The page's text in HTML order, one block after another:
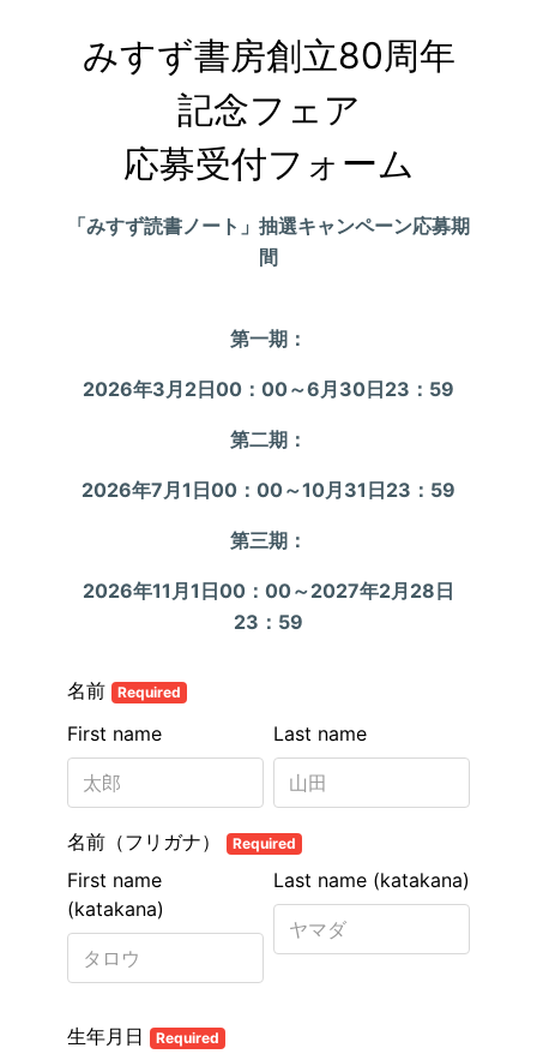
みすず書房創立80周年
記念フェア
応募受付フォーム
「みすず読書ノート」抽選キャンペーン応募期
間
第一期 ：
2026年3月2日00：00～6月30日23：59
第二期 ：
2026年7月1日00：00～10月31日23：59
第三期 ：
2026年11月1日00：00～2027年2月28日
23：59
名前 Required
Last name
First name
名前（フリガナ） Required
Last name (katakana)
First name
(katakana)
生年月日 Required